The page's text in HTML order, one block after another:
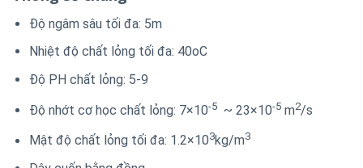
Độ ngâm sâu tối đa: 5m
Nhiệt độ chất lỏng tối đa: 40oC
Độ PH chất lỏng: 5-9
Độ nhớt cơ học chất lỏng: 7×10-5~ 23×10-5m2/s
Mật độ chất lỏng tối đa: 1.2×103kg/m3